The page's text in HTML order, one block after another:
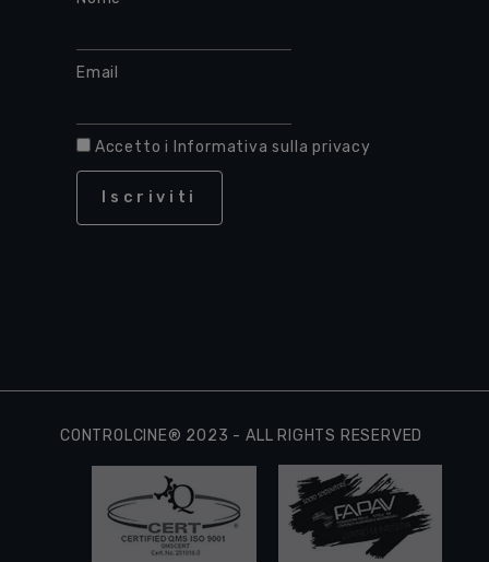
Email
Accetto i Informativa sulla privacy
Iscriviti
CONTROLCINE® 2023 - ALL RIGHTS RESERVED